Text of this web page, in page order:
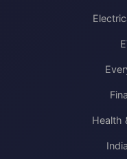
Health